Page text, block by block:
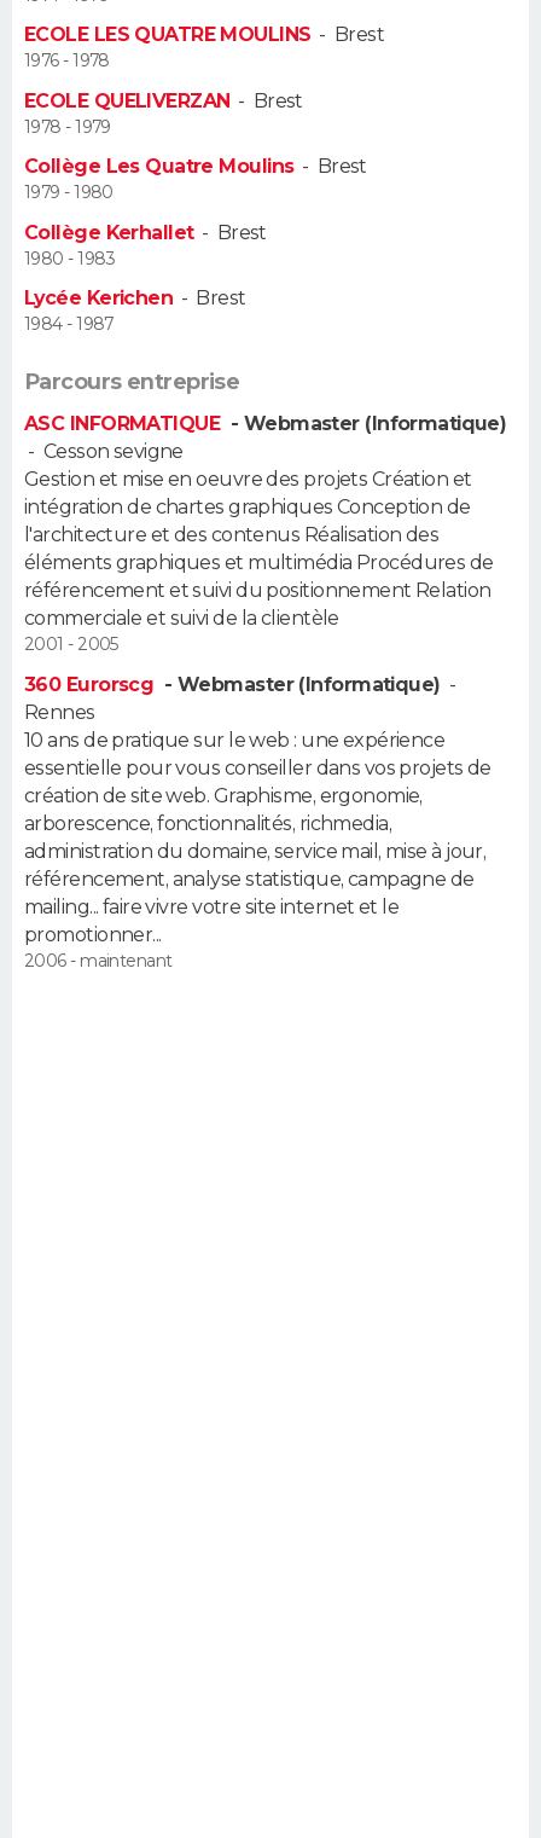
Alimentation
Guide de la santé
Maladies
Médicaments
Sommeil
VOYAGE
Destinations
City break
Voyage nature
Voyage de noces
Forum
Climat
+
PHOTO
GUIDES D'ACHAT
BONS PLANS
Carte de Noël
Carte Bonne année
Carte Saint-Valentin
Carte Pâques
Carte d'anniversaire
Dictionnaire
Biographies
Citations
Expressions
Proverbes
PROGRAMME TV
COPAINS D'AVANT
S'inscrire
Se connecter
Lycées
Collèges
Primaires
Universités
Entreprises
Service militaire
Avis de recherche
AVIS DE DÉCÈS
FORUM
ECOLE LES QUATRE MOULINS - Brest
1976 - 1978
ECOLE QUELIVERZAN - Brest
1978 - 1979
Collège Les Quatre Moulins- Brest
1979 - 1980
Collège Kerhallet- Brest
1980 - 1983
Lycée Kerichen - Brest
1984 - 1987
Parcours entreprise
ASC INFORMATIQUE - Webmaster (Informatique)
- Cesson sevigne
Gestion et mise en oeuvre des projets Création et
intégration de chartes graphiques Conception de
l'architecture et des contenus Réalisation des
éléments graphiques et multimédia Procédures de
référencement et suivi du positionnement Relation
commerciale et suivi de la clientèle
2001 - 2005
360 Eurorscg - Webmaster (Informatique) -
Rennes
10 ans de pratique sur le web : une expérience
essentielle pour vous conseiller dans vos projets de
création de site web. Graphisme, ergonomie,
arborescence, fonctionnalités, richmedia,
administration du domaine, service mail, mise à jour,
référencement, analyse statistique, campagne de
mailing... faire vivre votre site internet et le
promotionner...
2006 - maintenant